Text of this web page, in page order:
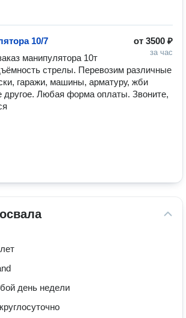
от 3500 ₽
за час
10/7
манипулятора 10т
стрелы. Перевозим различные
гаражи, машины, арматуру, жби
другое. Любая форма оплаты. Звоните,
день недели
круглосуточно